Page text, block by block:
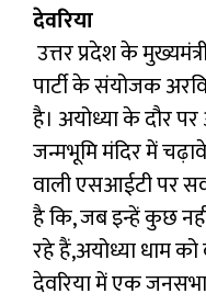
देवरिया
उत्तर प्रदेश के
पार्टी के संयोजक
है। अयोध्या के दौर
जन्मभूमि मंदिर में
वाली एसआईटी पर
है कि, जब इन्हें कुछ
रहे हैं,अयोध्या धाम
देवरिया में एक